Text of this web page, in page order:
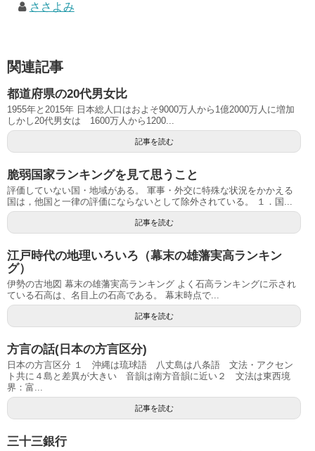
ささよみ
関連記事
都道府県の20代男女比
1955年と2015年 日本総人口はおよそ9000万人から1億2000万人に増加
しかし20代男女は 1600万人から1200...
記事を読む
脆弱国家ランキングを見て思うこと
評価していない国・地域がある。 軍事・外交に特殊な状況をかかえる
国は，他国と一律の評価にならないとして除外されている。 １．国...
記事を読む
江戸時代の地理いろいろ（幕末の雄藩実高ランキン
グ）
伊勢の古地図 幕末の雄藩実高ランキング よく石高ランキングに示され
ている石高は、名目上の石高である。 幕末時点で...
記事を読む
方言の話(日本の方言区分)
日本の方言区分 １ 沖縄は琉球語 八丈島は八条語 文法・アクセン
ト共に４島と差異が大きい 音韻は南方音韻に近い２ 文法は東西境
界：富...
記事を読む
三十三銀行